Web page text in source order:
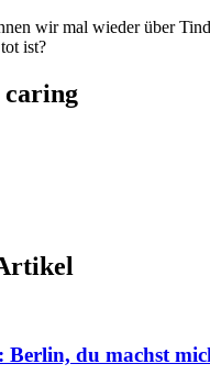
wir mal wieder über
ist?
caring
du machst